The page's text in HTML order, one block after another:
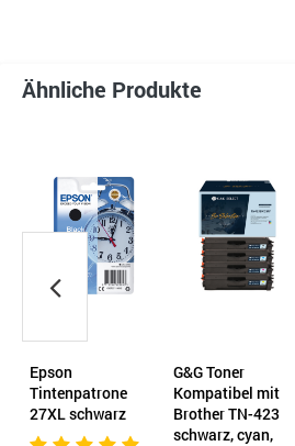
Ähnliche Produkte
Epson
Tintenpatrone
27XL schwarz
G&G Toner
Kompatibel mit
Brother TN-423
schwarz, cyan,